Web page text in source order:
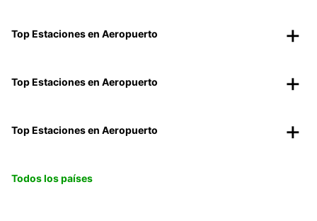
Top Estaciones en Aeropuerto
Top Estaciones en Aeropuerto
Top Estaciones en Aeropuerto
Todos los países